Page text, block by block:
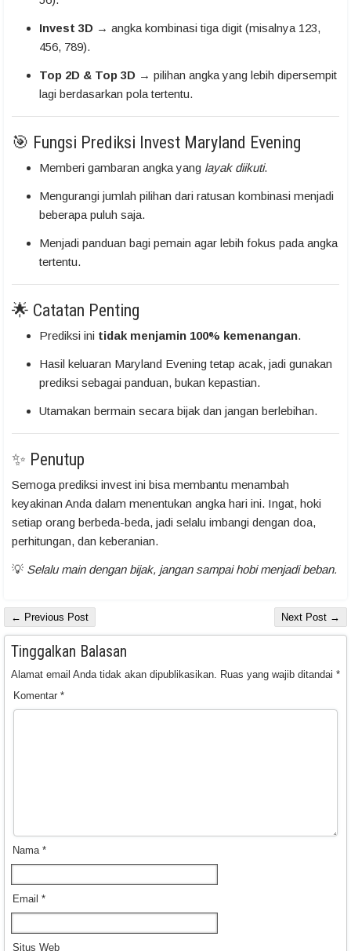
Invest 3D → angka kombinasi tiga digit (misalnya 123,
456, 789).
Top 2D & Top 3D → pilihan angka yang lebih dipersempit
lagi berdasarkan pola tertentu.
🎯 Fungsi Prediksi Invest Maryland Evening
Memberi gambaran angka yang layak diikuti.
Mengurangi jumlah pilihan dari ratusan kombinasi menjadi
beberapa puluh saja.
Menjadi panduan bagi pemain agar lebih fokus pada angka
tertentu.
🌟 Catatan Penting
Prediksi ini tidak menjamin 100% kemenangan.
Hasil keluaran Maryland Evening tetap acak, jadi gunakan
prediksi sebagai panduan, bukan kepastian.
Utamakan bermain secara bijak dan jangan berlebihan.
✨ Penutup
Semoga prediksi invest ini bisa membantu menambah
keyakinan Anda dalam menentukan angka hari ini. Ingat, hoki
setiap orang berbeda-beda, jadi selalu imbangi dengan doa,
perhitungan, dan keberanian.
💡 Selalu main dengan bijak, jangan sampai hobi menjadi beban.
← Previous Post Next Post →
Tinggalkan Balasan
Alamat email Anda tidak akan dipublikasikan. Ruas yang wajib ditandai *
Komentar *
Nama *
Email *
Situs Web